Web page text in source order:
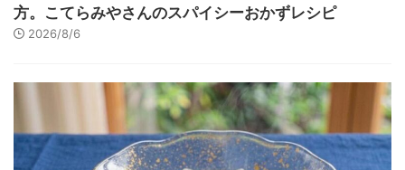
方。こてらみやさんのスパイシーおかずレシピ
2026/8/6